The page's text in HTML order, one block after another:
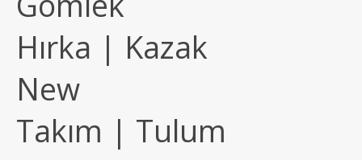
Hırka | Kazak
New
Takım | Tulum